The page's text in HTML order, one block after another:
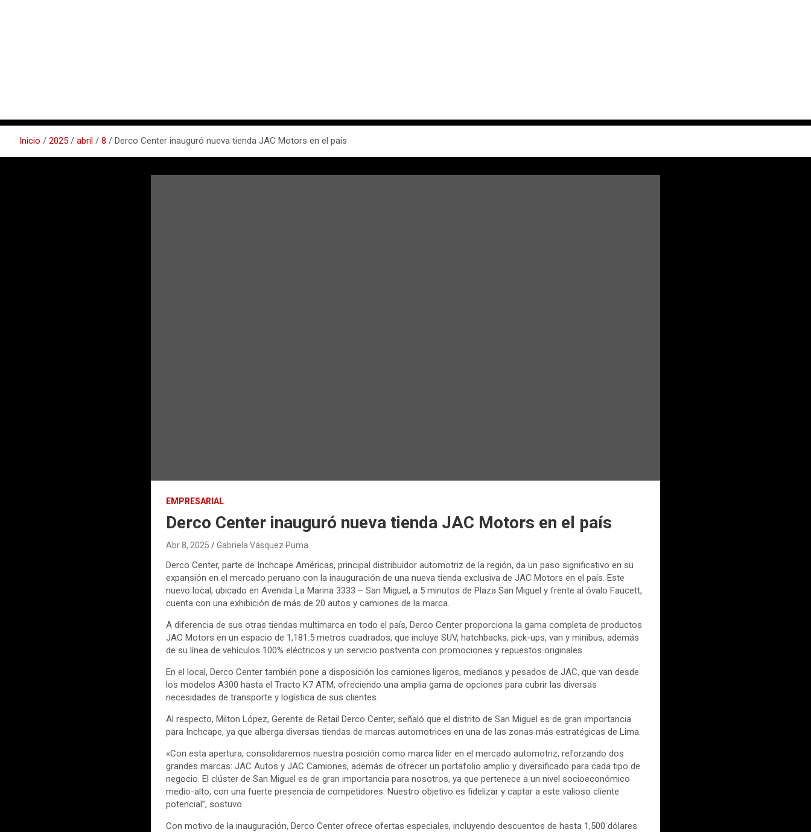
Inicio 2025 abril 8 Derco Center inauguró nueva tienda JAC Motors en el país
EMPRESARIAL
Derco Center inauguró nueva tienda JAC Motors en el país
Abr 8, 2025 Gabriela Vásquez Puma
Derco Center, parte de Inchcape Américas, principal distribuidor automotriz de la región, da un paso significativo en su
expansión en el mercado peruano con la inauguración de una nueva tienda exclusiva de JAC Motors en el país. Este
nuevo local, ubicado en Avenida La Marina 3333 – San Miguel, a 5 minutos de Plaza San Miguel y frente al óvalo Faucett,
cuenta con una exhibición de más de 20 autos y camiones de la marca.
A diferencia de sus otras tiendas multimarca en todo el país, Derco Center proporciona la gama completa de productos
JAC Motors en un espacio de 1,181.5 metros cuadrados, que incluye SUV, hatchbacks, pick-ups, van y minibus, además
de su línea de vehículos 100% eléctricos y un servicio postventa con promociones y repuestos originales.
En el local, Derco Center también pone a disposición los camiones ligeros, medianos y pesados de JAC, que van desde
los modelos A300 hasta el Tracto K7 ATM, ofreciendo una amplia gama de opciones para cubrir las diversas
necesidades de transporte y logística de sus clientes.
Al respecto, Milton López, Gerente de Retail Derco Center, señaló que el distrito de San Miguel es de gran importancia
para Inchcape, ya que alberga diversas tiendas de marcas automotrices en una de las zonas más estratégicas de Lima.
«Con esta apertura, consolidaremos nuestra posición como marca líder en el mercado automotriz, reforzando dos
grandes marcas: JAC Autos y JAC Camiones, además de ofrecer un portafolio amplio y diversificado para cada tipo de
negocio. El clúster de San Miguel es de gran importancia para nosotros, ya que pertenece a un nivel socioeconómico
medio-alto, con una fuerte presencia de competidores. Nuestro objetivo es fidelizar y captar a este valioso cliente
potencial”, sostuvo.
Con motivo de la inauguración, Derco Center ofrece ofertas especiales, incluyendo descuentos de hasta 1,500 dólares